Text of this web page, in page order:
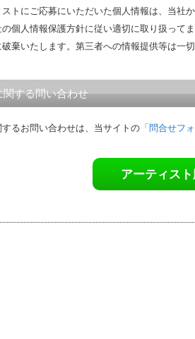
ストにご応募にいただいた個人情報は、当社
個人情報保護方針に従い適切に取り扱って
棄いたします。第三者への情報提供等は一
関する問い合わせ
するお問い合わせは、当サイトの 「問合せフ
アーティス